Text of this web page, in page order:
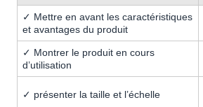
✓ Mettre en avant les caractéristiques
et avantages du produit
✓ Montrer le produit en cours
d’utilisation
✓ présenter la taille et l’échelle